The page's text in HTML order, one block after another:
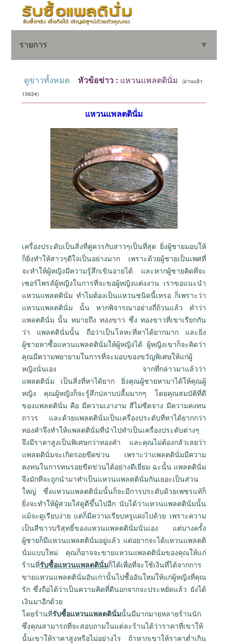
รายการ ▼
▼
ดูข่าวทั้งหมด หัวข้อข่าว : แหวนแพลตตินั่ม
(อ่านแล้ว
15634)
แหวนแพลตตินั่ม
เครื่องประดับเป็นสิ่งที่คู่ควรกับสาวๆเป็นที่สุด ยิ่งผู้ชายมอบให้
ก็ยิ่งทำให้สาวๆดีใจเป็นอย่างมาก เพราะด้วยผู้ชายเป็นเพศที่
จะทำให้ผู้หญิงมีความรู้สึกเขินอายได้ และหากผู้ชายคิดที่จะ
เซอร์ไพรส์ผู้หญิงในการที่จะขอผู้หญิงแต่งงาน เราขอแนะนำ
แหวนแพลตตินั่ม ทำไมต้องเป็นแหวนชนิดนี้เหรอ ก็เพราะว่า
แหวนแพลตตินั่ม นั้น หากพิจารณาอย่างถี่ถ้วนแล้ว คำว่า
แพลตตินั่ม นั้น หมายถึง ทองขาว ซึ่ง ทองขาวที่เขาเรียกกัน
ว่า แพลตตินั่มนั้น ถือว่าเป็นโลหะที่หาได้ยากมาก และยิ่ง
ผู้ชายหาซื้อแหวนแพลตตินั่มให้ผู้หญิงได้ ผู้หญิงเขาก็จะคิดว่า
คุณมีความพยายามในการที่จะมอบของขวัญพิเศษให้แก่ผู้
หญิงนั่นเอง จากที่กล่าวมาแล้วว่า
แพลตตินั่ม เป็นสิ่งที่หาได้ยาก ยิ่งคุณผู้ชายหามาได้ให้คุณผู้
หญิง คุณผู้หญิงก็จะรู้สึกปลาบปลื้มมากๆ โดยคุณสมบัติที่ดี
ของแพลตตินั่ม คือ มีความเงางาม สีไม่ซีดจาง มีความคงทน
ถาวร และด้วยแพลตตินั่มเป็นเครื่องประดับที่หาได้ยากกว่า
ทองคำจึงทำให้แพลตตินั่มที่นำไปทำเป็นเครื่องประดับต่างๆ
จึงมีราคาสูงเป็นพิเศษกว่าทองคำ และคุณไม่ต้องกลัวเลยว่า
แพลตตินั่มจะเกิดรอยขีดข่วน เพราะว่าแพลตตินั่มมีความ
คงทนในการทนรอยขีดข่วนได้อย่างดีเยี่ยม ฉะนั้น แพลตตินั่ม
จึงมักที่จะถูกนำมาทำเป็นแหวนแพลตตินั่มกันเยอะเป็นส่วน
ใหญ่ ซึ่งแหวนแพลตตินั่มนั้นก็จะมีการประดับด้วยเพชรแท้ก็
ยิ่งจะทำให้ผู้สวมใส่ดูดีขึ้นไปอีก นับได้ว่าแหวนแพลตตินั่มนั้น
แม้จะดูเรียบง่าย แต่ก็มีความเรียบหรูแฝงไปด้วย เพราะความ
เป็นสีขาวบริสุทธิ์ของแหวนแพลตตินั่มนั่นเอง แต่บางครั้ง
ผู้ชายก็มีแหวนแพลตตินั่มอยู่แล้ว แต่อยากจะได้แหวนแพลตติ
นั่มแบบใหม่ คุณก็อาจจะขายแหวนแพลตตินั่มของคุณให้แก่
ร้านที่รับซื้อแหวนแพลตตินั่มก็ได้เพื่อที่จะใช้เงินที่ได้จากการ
ขายแหวนแพลตตินั่มอันเก่านั้นไปซื้ออันใหม่ให้แก่ผู้หญิงที่คุณ
รัก ซึ่งถือได้ว่าเป็นความคิดที่ดีนอกจากจะประหยัดแล้ว ยังได้
เงินมาอีกด้วย
โดยร้านที่รับซื้อแหวนแพลตตินั่มนั้นมีมากมายหลายร้านนัก
ซึ่งคุณสามารถที่จะสอบถามในแต่ละร้านได้ว่าราคาที่เขาให้
นั้นเขาให้ราคาสูงหรือไม่อย่างไร ถ้าหากเขาให้ราคาต่ำเกิน